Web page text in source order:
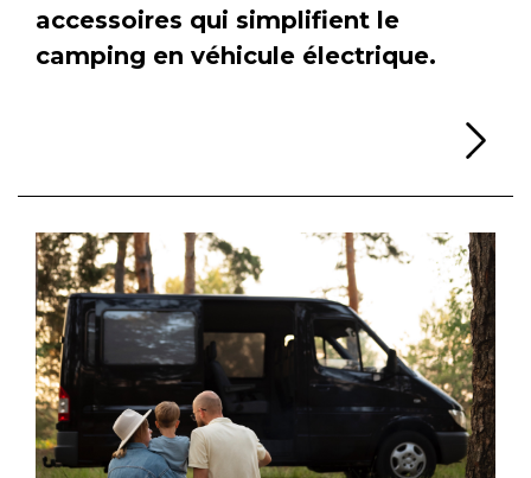
accessoires qui simplifient le
camping en véhicule électrique.